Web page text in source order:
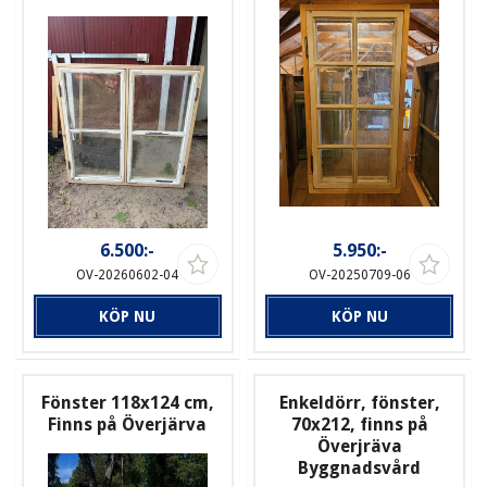
6.500:-
OV-20260602-04
KÖP NU
5.950:-
OV-20250709-06
KÖP NU
Fönster 118x124 cm,
Finns på Överjärva
Enkeldörr, fönster,
70x212, finns på
Överjräva
Byggnadsvård